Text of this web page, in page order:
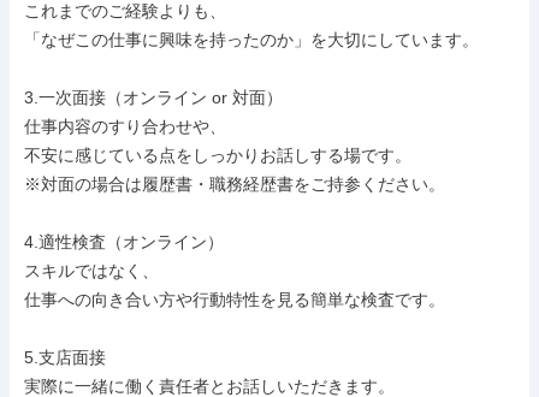
これまでのご経験よりも、
「なぜこの仕事に興味を持ったのか」を大切にしています。
3.一次面接（オンライン or 対面）
仕事内容のすり合わせや、
不安に感じている点をしっかりお話しする場です。
※対面の場合は履歴書・職務経歴書をご持参ください。
4.適性検査（オンライン）
スキルではなく、
仕事への向き合い方や行動特性を見る簡単な検査です。
5.支店面接
実際に一緒に働く責任者とお話しいただきます。